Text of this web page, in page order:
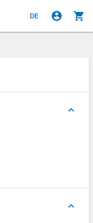
DE account_circle shopping_cart
keyboard_arrow_up
keyboard_arrow_up